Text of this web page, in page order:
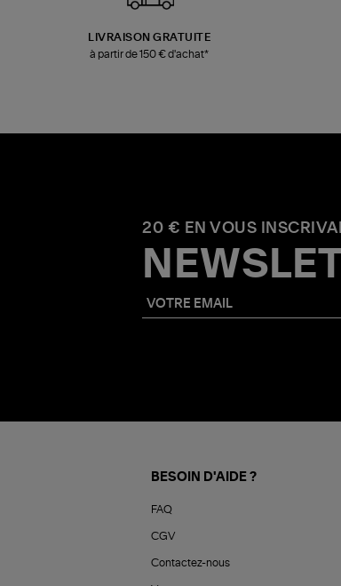
LIVRAISON GRATUITE
à partir de 150 € d'achat*
20 € EN VOUS
BESOIN D'AIDE ?
FAQ
CGV
Contactez-nous